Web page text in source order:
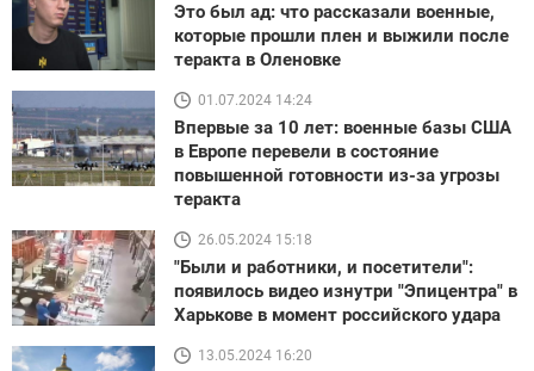
Это был ад: что рассказали военные,
которые прошли плен и выжили после
теракта в Оленовке
01.07.2024 14:24
Впервые за 10 лет: военные базы США
в Европе перевели в состояние
повышенной готовности из-за угрозы
теракта
26.05.2024 15:18
"Были и работники, и посетители":
появилось видео изнутри "Эпицентра" в
Харькове в момент российского удара
13.05.2024 16:20